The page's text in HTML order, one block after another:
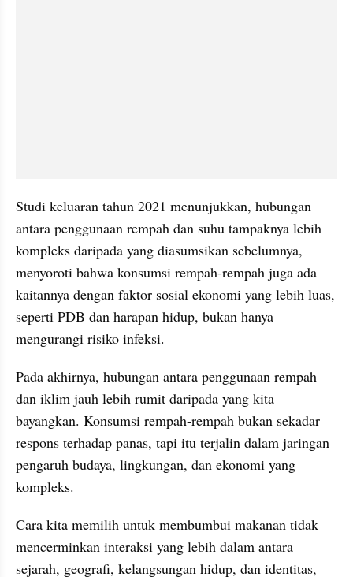
Studi keluaran tahun 2021 menunjukkan, hubungan
antara penggunaan rempah dan suhu tampaknya lebih
kompleks daripada yang diasumsikan sebelumnya,
menyoroti bahwa konsumsi rempah-rempah juga ada
kaitannya dengan faktor sosial ekonomi yang lebih luas,
seperti PDB dan harapan hidup, bukan hanya
mengurangi risiko infeksi.
Pada akhirnya, hubungan antara penggunaan rempah
dan iklim jauh lebih rumit daripada yang kita
bayangkan. Konsumsi rempah-rempah bukan sekadar
respons terhadap panas, tapi itu terjalin dalam jaringan
pengaruh budaya, lingkungan, dan ekonomi yang
kompleks.
Cara kita memilih untuk membumbui makanan tidak
mencerminkan interaksi yang lebih dalam antara
sejarah, geografi, kelangsungan hidup, dan identitas,